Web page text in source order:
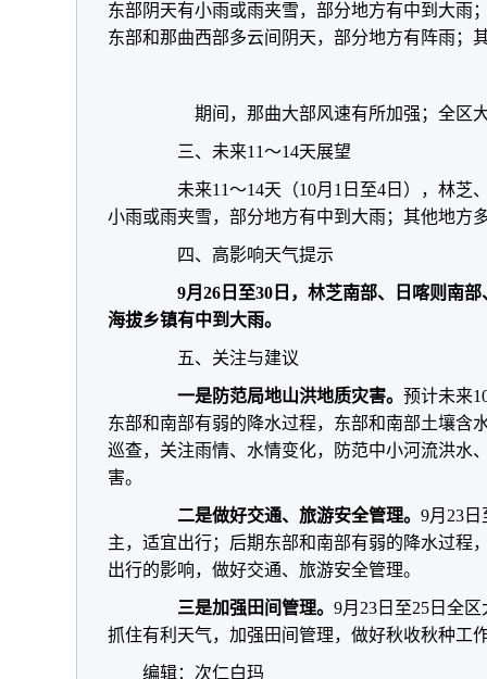
东部阴天有小雨或雨夹雪，部分地方有中到大雨
东部和那曲西部多云间阴天，部分地方有阵雨；
期间，那曲大部风速有所加强；全区大
三、未来11～14天展望
未来11～14天（10月1日至4日），林芝
小雨或雨夹雪，部分地方有中到大雨；其他地方
四、高影响天气提示
9月26日至30日，林芝南部、日喀则南
海拔乡镇有中到大雨。
五、关注与建议
一是防范局地山洪地质灾害。 预计未来
东部和南部有弱的降水过程，东部和南部土壤含
巡查，关注雨情、水情变化，防范中小河流洪水
害。
二是做好交通、旅游安全管理。 9月23
主，适宜出行；后期东部和南部有弱的降水过程
出行的影响，做好交通、旅游安全管理。
三是加强田间管理。 9月23日至25日全
抓住有利天气，加强田间管理，做好秋收秋种工
编辑：次仁白玛